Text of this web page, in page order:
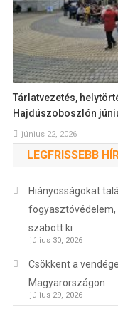
Tárlatvezetés,
Hajdúszoboszlón
június 22, 2026
LEGFRISSEBB
Hiányosságokat
szabott ki
július 30, 2026
Csökkent a
Magyarországon
július 29, 2026